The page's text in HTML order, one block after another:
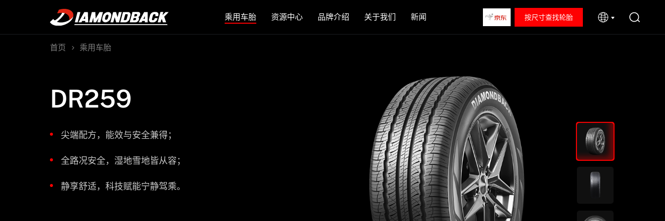
乘用车胎 资源中心 品牌介绍 关于我们 新闻 按尺寸查找轮胎
首页 乘用车胎
DR259
尖端配方，能效与安全兼得；
全路况安全，湿地雪地皆从容；
静享舒适，科技赋能宁静驾乘。